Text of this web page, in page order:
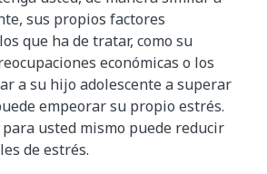
sus propios factores
que ha de tratar, como su
económicas o los
a su hijo adolescente a superar
empeorar su propio estrés.
usted mismo puede reducir
de estrés.